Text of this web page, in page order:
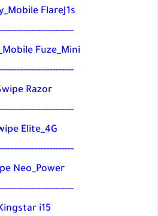
FlareJ1s
Fuze_Mini
Razor
Elite_4G
Neo_Power
i15